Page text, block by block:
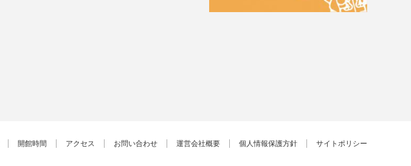
開館時間 アクセス お問い合わせ 運営会社概要 個人情報保護方針 サイトポリシー